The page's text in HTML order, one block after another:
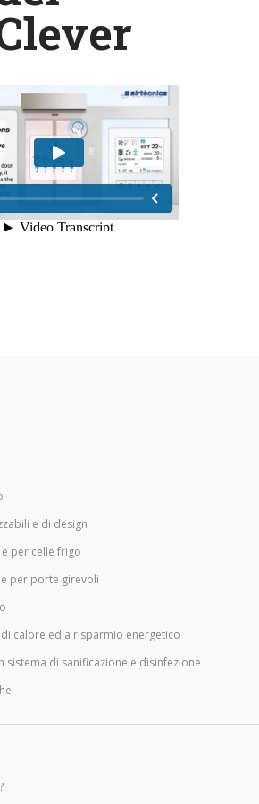
e di design
per celle frigo
per porte girevoli
calore ed a risparmio energetico
sistema di sanificazione e disinfezione